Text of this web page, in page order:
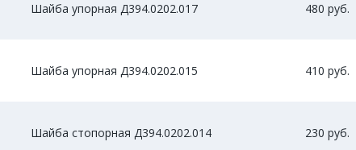
Шайба упорная Д394.0202.017 480 руб.
Шайба упорная Д394.0202.015 410 руб.
Шайба стопорная Д394.0202.014 230 руб.